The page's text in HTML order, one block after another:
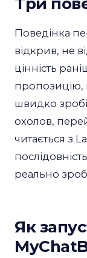
Поведінка
відкрив, не
цінність
пропозицію,
швидко
охолов,
читається з
реально
Як